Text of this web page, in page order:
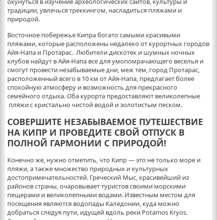
традиции, увлечься треккингом, насладиться пляжами и
природой.
Восточное побережье Кипра богато самыми красивыми
пляжами, которые расположены недалеко от курортных городов
Айя-Напа и Протарас. Любители дискотек и шумных ночных
клубов найдут в Айя-Напа все для умопомрачающего веселья и
смогут провести незабываемые дни, меж тем, город Протарас,
расположенный всего в 10 км от Айя-Напа, предлагает более
спокойную атмосферу и возможность для прекрасного
семейного отдыха. Оба курорта предоставляют великолепные
пляжи с кристально чистой водой и золотистым песком.
СОВЕРШИТЕ НЕЗАБЫВАЕМОЕ ПУТЕШЕСТВИЕ
НА КИПР И ПРОВЕДИТЕ СВОЙ ОТПУСК В
ПОЛНОЙ ГАРМОНИИ С ПРИРОДОЙ!
Конечно же, нужно отметить, что Кипр — это не только море и
пляжи, а также множество природных и культурных
достопримечательностей. Греческий Мыс, красивейший из
районов страны, очаровывает туристов своими морскими
пещерами и великолепными водами. Известным местом для
посещения являются водопады Каледонии, куда можно
добраться следуя пути, идущей вдоль реки Potamos Kryos.